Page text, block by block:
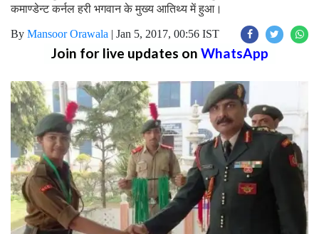
कमाण्डेन्ट कर्नल हरी भगवान के मुख्य आतिथ्य में हुआ।
By Mansoor Orawala | Jan 5, 2017, 00:56 IST
Join for live updates on WhatsApp